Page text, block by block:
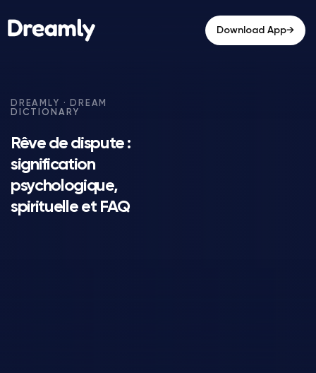
Download App→
Rêve de dispute :
signification
psychologique,
spirituelle et FAQ